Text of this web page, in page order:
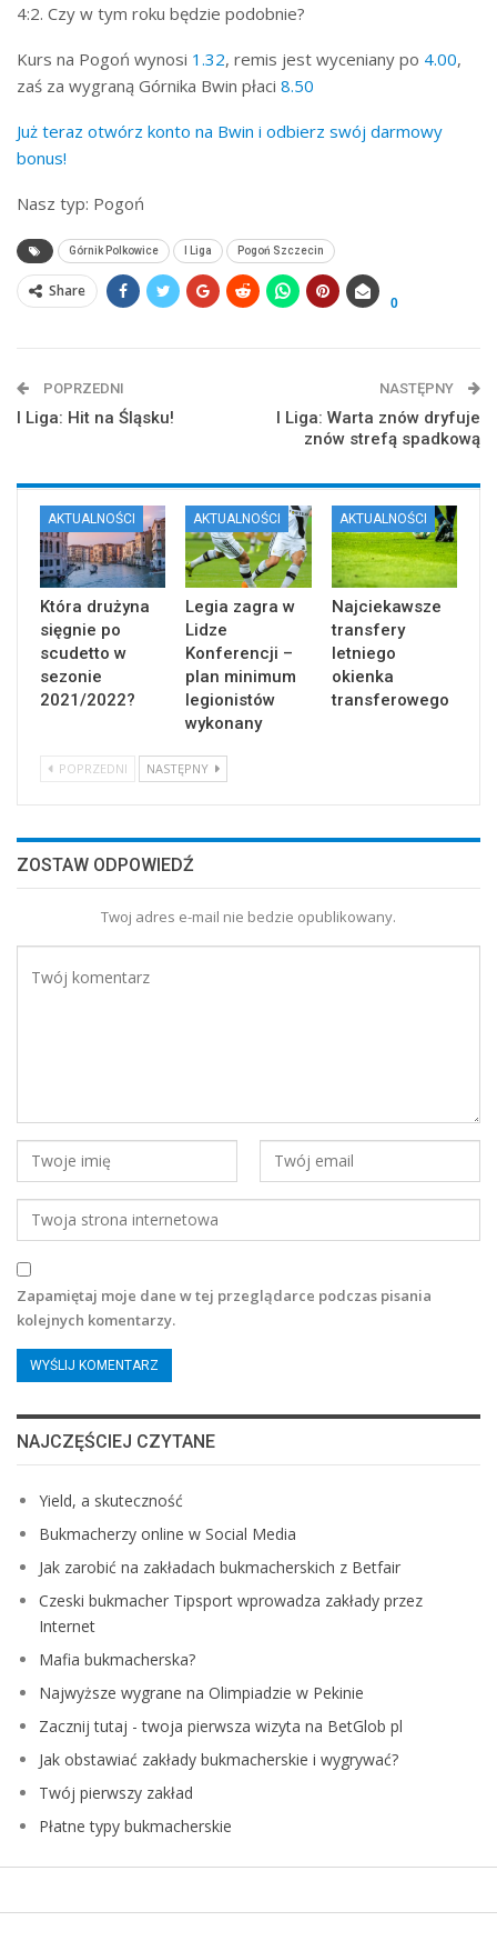
4:2. Czy w tym roku będzie podobnie?
Kurs na Pogoń wynosi 1.32, remis jest wyceniany po 4.00,
zaś za wygraną Górnika Bwin płaci 8.50
Już teraz otwórz konto na Bwin i odbierz swój darmowy
bonus!
Nasz typ: Pogoń
Górnik Polkowice I Liga Pogoń Szczecin
Share
0
POPRZEDNI
I Liga: Hit na Śląsku!
NASTĘPNY
I Liga: Warta znów dryfuje
znów strefą spadkową
AKTUALNOŚCI
Która drużyna
sięgnie po
scudetto w
sezonie
2021/2022?
AKTUALNOŚCI
Legia zagra w
Lidze
Konferencji –
plan minimum
legionistów
wykonany
AKTUALNOŚCI
Najciekawsze
transfery
letniego
okienka
transferowego
POPRZEDNI NASTĘPNY
ZOSTAW ODPOWIEDŹ
Twoj adres e-mail nie bedzie opublikowany.
Zapamiętaj moje dane w tej przeglądarce podczas pisania
kolejnych komentarzy.
NAJCZĘŚCIEJ CZYTANE
Yield, a skuteczność
Bukmacherzy online w Social Media
Jak zarobić na zakładach bukmacherskich z Betfair
Czeski bukmacher Tipsport wprowadza zakłady przez
Internet
Mafia bukmacherska?
Najwyższe wygrane na Olimpiadzie w Pekinie
Zacznij tutaj - twoja pierwsza wizyta na BetGlob pl
Jak obstawiać zakłady bukmacherskie i wygrywać?
Twój pierwszy zakład
Płatne typy bukmacherskie